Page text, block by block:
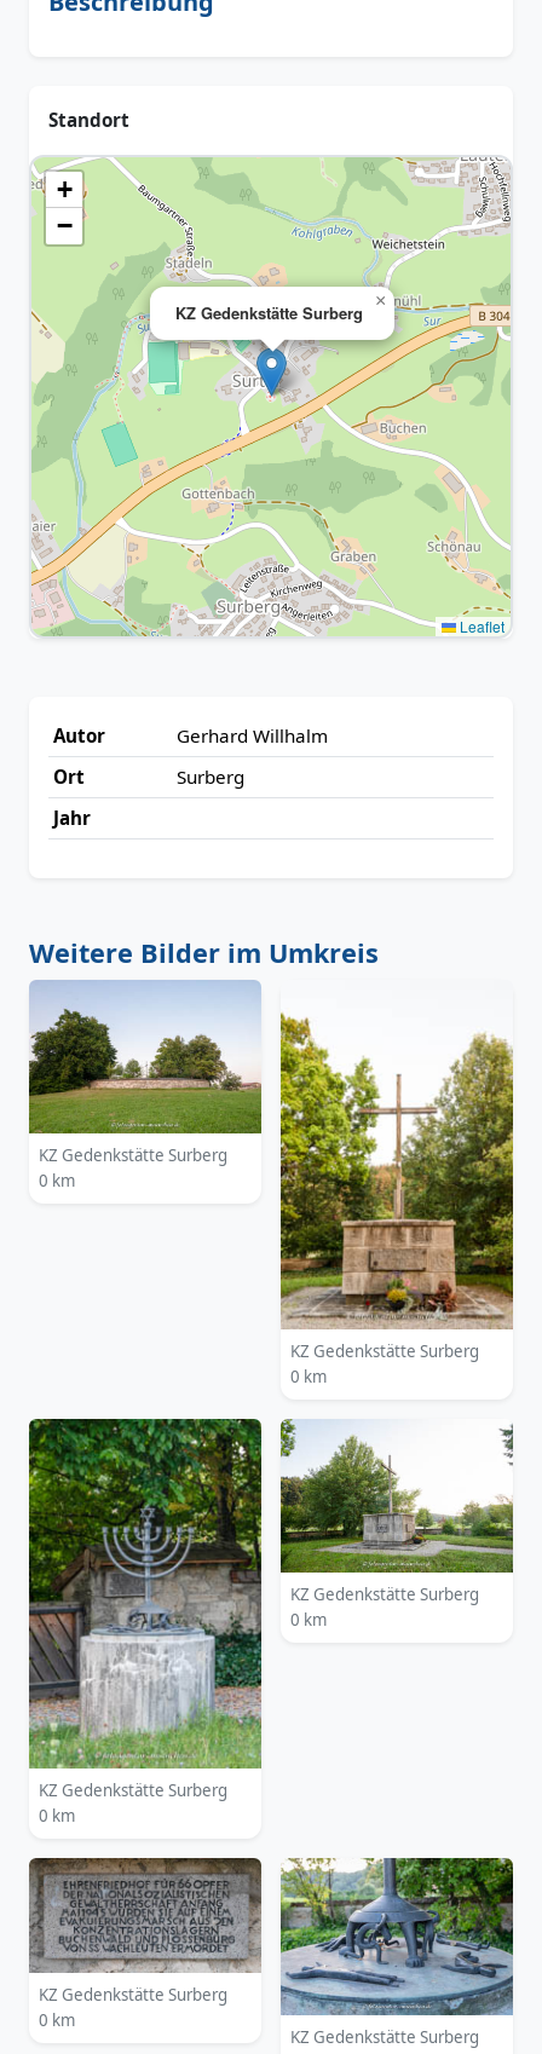
Standort
KZ Gedenkstätte Surberg
×
+
−
Leaflet
Autor
Gerhard Willhalm
Ort
Surberg
Jahr
Weitere Bilder im Umkreis
KZ Gedenkstätte Surberg
0 km
KZ Gedenkstätte Surberg
0 km
KZ Gedenkstätte Surberg
0 km
KZ Gedenkstätte Surberg
0 km
KZ Gedenkstätte Surberg
0 km
KZ Gedenkstätte Surberg